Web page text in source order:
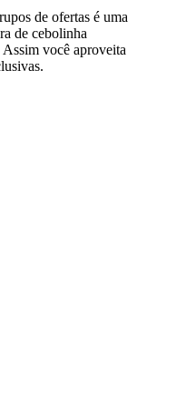
de ofertas é uma
de cebolinha
Assim você aproveita